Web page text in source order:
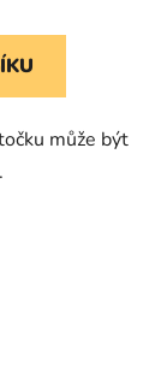
může být